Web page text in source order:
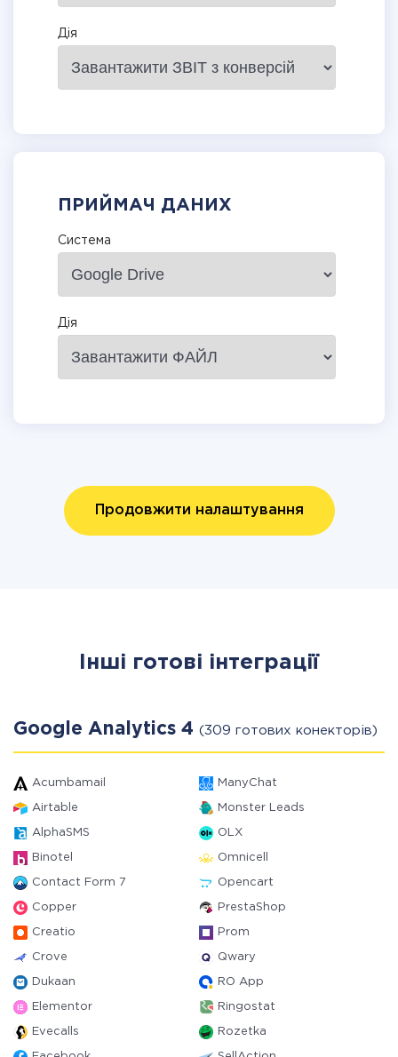
Дія
ПРИЙМАЧ ДАНИХ
Система
Дія
Продовжити налаштування
Інші готові інтеграції
Google Analytics 4 (309 готових конекторів)
Acumbamail ManyChat
Airtable Monster Leads
AlphaSMS OLX
Binotel Omnicell
Contact Form 7 Opencart
Copper PrestaShop
Creatio Prom
Crove Qwary
Dukaan RO App
Elementor Ringostat
Evecalls Rozetka